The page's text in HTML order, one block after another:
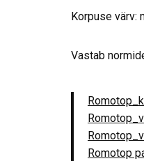
Korpuse värv:
Vastab
Romotop